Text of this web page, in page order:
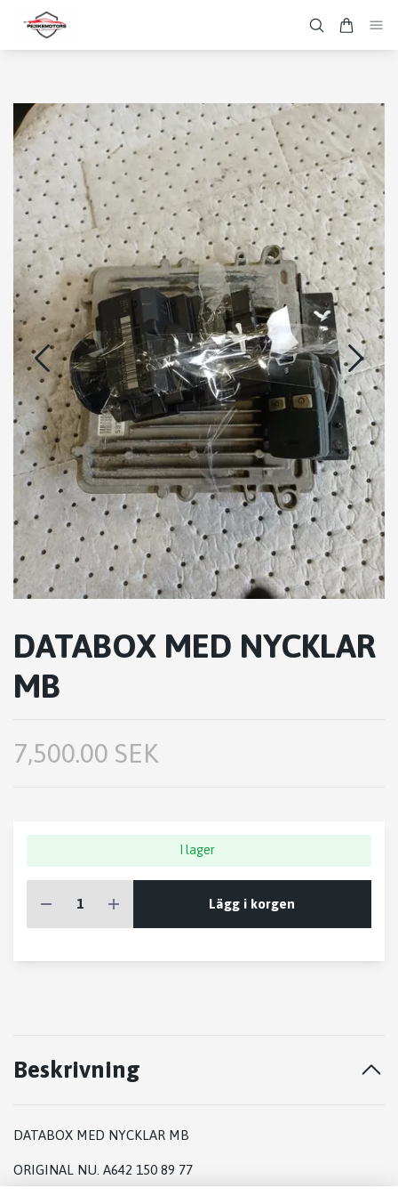
DATABOX MED NYCKLAR
MB
7,500.00 SEK
I lager
Lägg i korgen
Beskrivning
DATABOX MED NYCKLAR MB
ORIGINAL NU. A642 150 89 77